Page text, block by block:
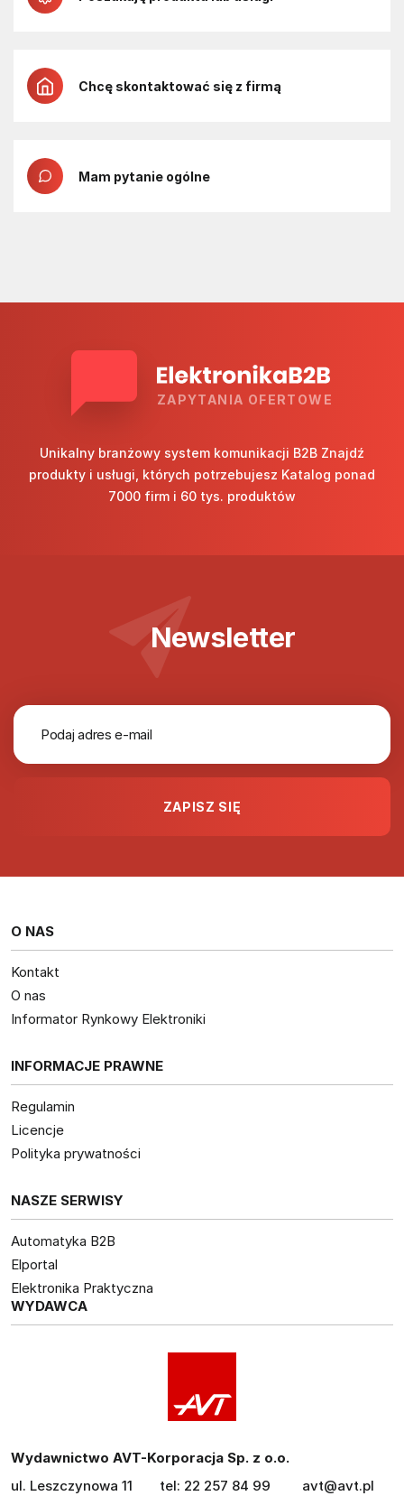
Chcę skontaktować się z firmą
Mam pytanie ogólne
ZAPYTANIA OFERTOWE
Unikalny branżowy system komunikacji B2B Znajdź
produkty i usługi, których potrzebujesz Katalog ponad
7000 firm i 60 tys. produktów
Newsletter
O NAS
Kontakt
O nas
Informator Rynkowy Elektroniki
INFORMACJE PRAWNE
Regulamin
Licencje
Polityka prywatności
NASZE SERWISY
Automatyka B2B
Elportal
Elektronika Praktyczna
WYDAWCA
Wydawnictwo AVT-Korporacja Sp. z o.o.
ul. Leszczynowa 11
tel: 22 257 84 99
avt@avt.pl